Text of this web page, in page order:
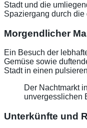
Stadt und die
Spaziergang durch
Morgendlicher
Ein Besuch der
Gemüse sowie
Stadt in einen
Der Nachtmarkt
unvergesslichen
Unterkünfte und